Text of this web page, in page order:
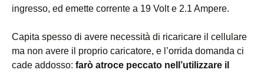
ingresso, ed emette corrente a 19 Volt e 2.1 Ampere.
Capita spesso di avere necessità di ricaricare il cellulare
ma non avere il proprio caricatore, e l’orrida domanda ci
cade addosso: farò atroce peccato nell’utilizzare il